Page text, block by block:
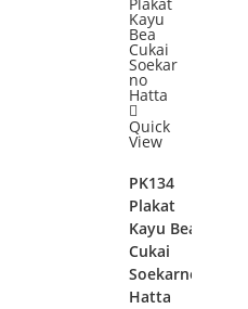
Quick
View
PK134
Plakat
Kayu Bea
Cukai
Soekarno
Hatta